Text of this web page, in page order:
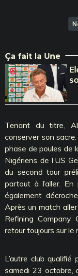
Ça fait la Une
Tenant du titre,
conserver son
phase de poules de
Nigériens de l’US
du second tour
partout à l’aller.
également
Après un match
Refining Company
retour toujours sur le
L’autre club
samedi 23 octobre,